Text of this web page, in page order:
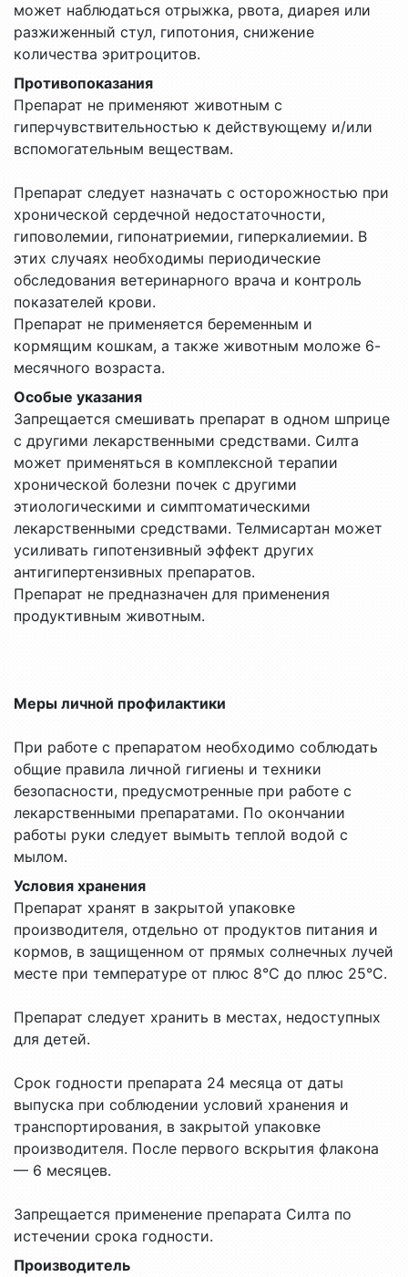
может наблюдаться отрыжка, рвота, диарея или
разжиженный стул, гипотония, снижение
количества эритроцитов.
Противопоказания
Препарат не применяют животным с
гиперчувствительностью к действующему и/или
вспомогательным веществам.
Препарат следует назначать с осторожностью при
хронической сердечной недостаточности,
гиповолемии, гипонатриемии, гиперкалиемии. В
этих случаях необходимы периодические
обследования ветеринарного врача и контроль
показателей крови.
Препарат не применяется беременным и
кормящим кошкам, а также животным моложе 6-
месячного возраста.
Особые указания
Запрещается смешивать препарат в одном шприце
с другими лекарственными средствами. Силта
может применяться в комплексной терапии
хронической болезни почек с другими
этиологическими и симптоматическими
лекарственными средствами. Телмисартан может
усиливать гипотензивный эффект других
антигипертензивных препаратов.
Препарат не предназначен для применения
продуктивным животным.
Меры личной профилактики
При работе с препаратом необходимо соблюдать
общие правила личной гигиены и техники
безопасности, предусмотренные при работе с
лекарственными препаратами. По окончании
работы руки следует вымыть теплой водой с
мылом.
Условия хранения
Препарат хранят в закрытой упаковке
производителя, отдельно от продуктов питания и
кормов, в защищенном от прямых солнечных лучей
месте при температуре от плюс 8°С до плюс 25°С.
Препарат следует хранить в местах, недоступных
для детей.
Срок годности препарата 24 месяца от даты
выпуска при соблюдении условий хранения и
транспортирования, в закрытой упаковке
производителя. После первого вскрытия флакона
— 6 месяцев.
Запрещается применение препарата Силта по
истечении срока годности.
Производитель